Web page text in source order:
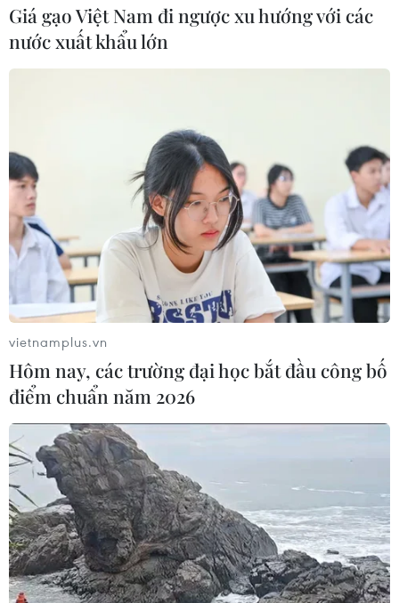
bản tái định cư Quỳnh
Tiến, xã Cò Nòi, huyện
Mai Sơn, tỉnh Sơn La, chỉ
được rải đá cấp phối.
(Ảnh: Hữu Quyết/TTXVN)
(TTXVN/Vietnam+)
#Sơn La #Giao thông
#Vùng tái định cư
Giá gạo Việt Nam đi ngược xu hướng với các
nước xuất khẩu lớn
vietnamplus.vn
Hôm nay, các trường đại học bắt đầu công bố
điểm chuẩn năm 2026